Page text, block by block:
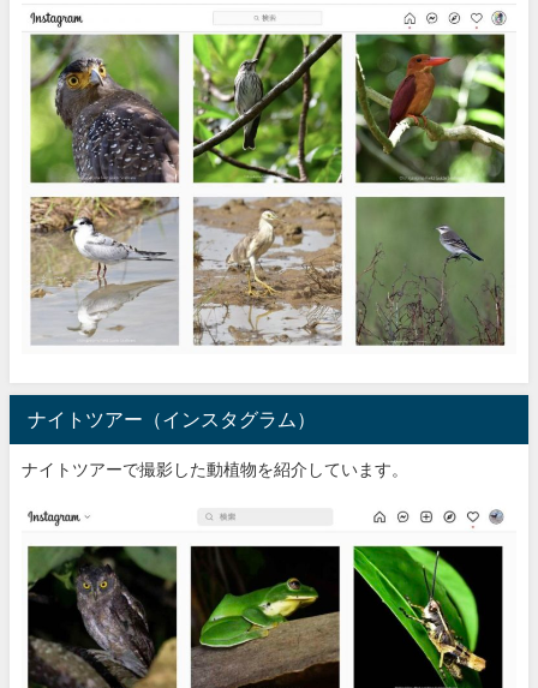
ナイトツアー（インスタグラム）
ナイトツアーで撮影した動植物を紹介しています。